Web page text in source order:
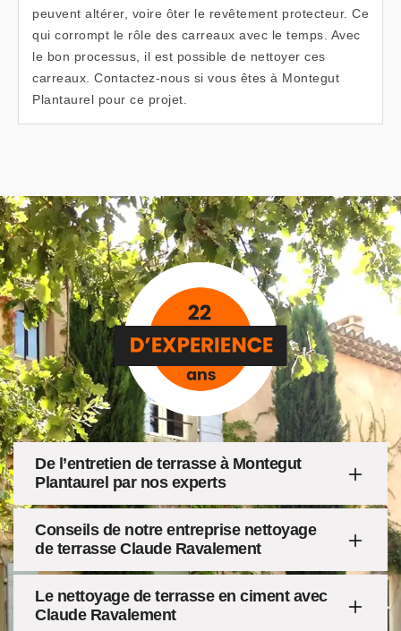
peuvent altérer, voire ôter le revêtement protecteur. Ce
qui corrompt le rôle des carreaux avec le temps. Avec
le bon processus, il est possible de nettoyer ces
carreaux. Contactez-nous si vous êtes à Montegut
Plantaurel pour ce projet.
De l’entretien de terrasse à Montegut
Plantaurel par nos experts
Conseils de notre entreprise nettoyage
de terrasse Claude Ravalement
Le nettoyage de terrasse en ciment avec
Claude Ravalement